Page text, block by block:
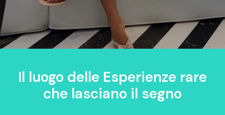
Il luogo delle Esperienze rare
che lasciano il segno